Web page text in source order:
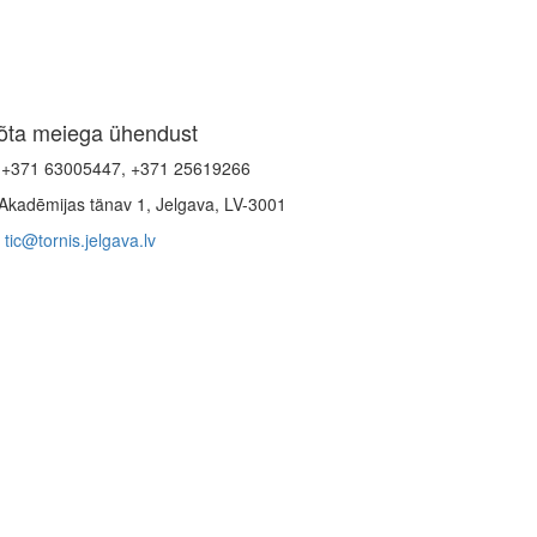
meiega ühendust
63005447, +371 25619266
tänav 1, Jelgava, LV-3001
tic@tornis.jelgava.lv